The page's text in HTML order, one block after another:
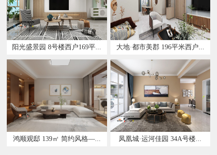
阳光盛景园 8号楼西户169平...
鸿顺观邸 139㎡ 简约风格—...
大地·都市美郡 196平米西户...
凤凰城·运河佳园 34A号楼...